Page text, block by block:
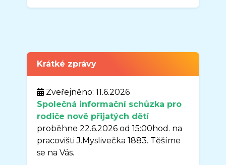
Krátké zprávy
Zveřejněno: 11.6.2026
Společná informační schůzka pro
rodiče nově přijatých dětí
proběhne 22.6.2026 od 15:00hod. na
pracovišti J.Myslivečka 1883. Těšíme
se na Vás.